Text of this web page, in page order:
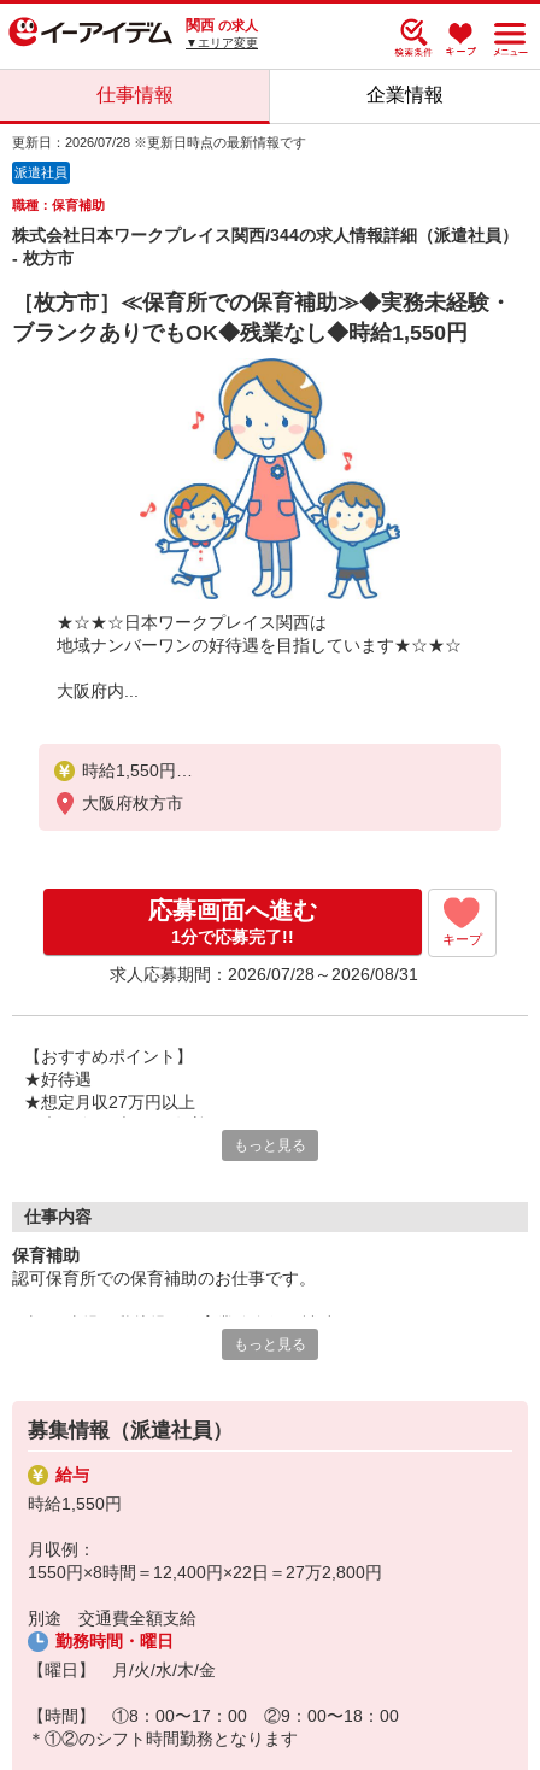
関西 の求人
▼エリア変更
仕事情報 企業情報
更新日：2026/07/28 ※更新日時点の最新情報です
派遣社員
職種：保育補助
株式会社日本ワークプレイス関西/344の求人情報詳細（派遣社員）
- 枚方市
［枚方市］≪保育所での保育補助≫◆実務未経験・
ブランクありでもOK◆残業なし◆時給1,550円
★☆★☆日本ワークプレイス関西は
地域ナンバーワンの好待遇を目指しています★☆★☆
大阪府内...
時給1,550円
月収例：
別途 交通費全額支給
大阪府枚方市
応募画面へ進む
1分で応募完了!! キープ
求人応募期間：2026/07/28～2026/08/31
【おすすめポイント】
★好待遇
★想定月収27万円以上
もっと見る
仕事内容
保育補助
認可保育所での保育補助のお仕事です。
保育士さん専門の営業担当者が皆さまの就業をしっかりサポートし
ます。
※長期のお仕事です。
もっと見る
募集情報（派遣社員）
給与
時給1,550円
月収例：
1550円×8時間＝12,400円×22日＝27万2,800円
別途 交通費全額支給
勤務時間・曜日
【曜日】 月/火/水/木/金
【時間】 ①8：00〜17：00 ②9：00〜18：00
＊①②のシフト時間勤務となります